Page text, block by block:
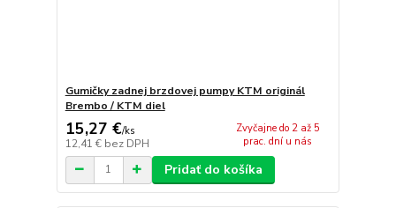
Gumičky zadnej brzdovej pumpy KTM originál
Brembo / KTM diel
15,27 €/ks
12,41 € bez DPH
Zvyčajne do 2 až 5
prac. dní u nás
Pridať do košíka